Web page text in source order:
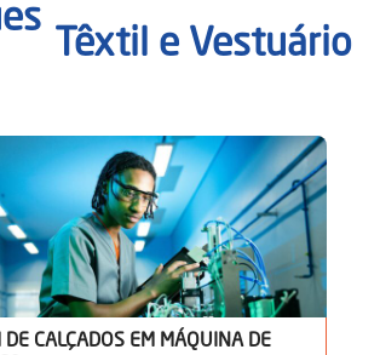
Têxtil e Vestuário
DE CALÇADOS EM MÁQUINA DE